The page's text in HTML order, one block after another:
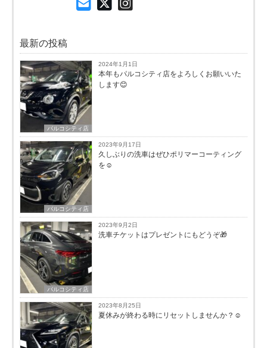
最新の投稿
パルコシティ店
2024年1月1日
本年もパルコシティ店をよろしくお願いいた
します😊
パルコシティ店
2023年9月17日
久しぶりの洗車はぜひポリマーコーティング
を☺️
パルコシティ店
2023年9月2日
洗車チケットはプレゼントにもどうぞ🎁
2023年8月25日
夏休みが終わる時にリセットしませんか？☺️